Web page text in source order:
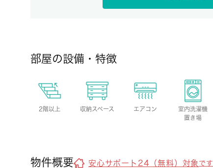
部屋の設備・特徴
2階以上 収納スペース エアコン
室内洗濯機
置き場
物件概要 安心サポート24（無料）対象 です